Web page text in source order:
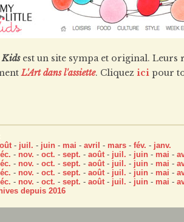
est un site sympa et original. Leurs
L'Art dans l'assiette. Cliquez ici pour
- juil. - juin - mai - avril - mars - fév. - janv.
- nov. - oct. - sept. - août- juil. - juin - mai -
- nov. - oct. - sept. - août- juil. - juin - mai -
- nov. - oct. - sept. - août- juil. - juin - mai -
- nov. - oct. - sept. - août- juil. - juin - mai -
depuis 2016